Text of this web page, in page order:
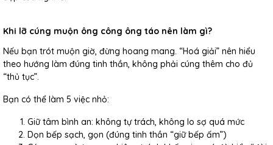
Khi lỡ cúng muộn ông công ông táo nên làm gì?
Nếu bạn trót muộn giờ, đừng hoang mang. “Hoá giải” nên hiểu
theo hướng làm đúng tinh thần, không phải cúng thêm cho đủ
“thủ tục”.
Bạn có thể làm 5 việc nhỏ:
Giữ tâm bình an: không tự trách, không lo sợ quá mức
Dọn bếp sạch, gọn (đúng tinh thần “giữ bếp ấm”)